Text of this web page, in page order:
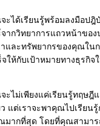
ะได้เรียนรู้พร้อมลงมือปฎิ
ากวิทยาการแถวหน้าของ
และทรัพยากรของคุณใน
ให้กับเป้าหมายทางธุรกิจ
ไม่เพียงแค่เรียนรู้ทฤษฎี
ว แต่เราจะพาคุณไปเรียน
มากที่สุด โดยที่คุณสามาร